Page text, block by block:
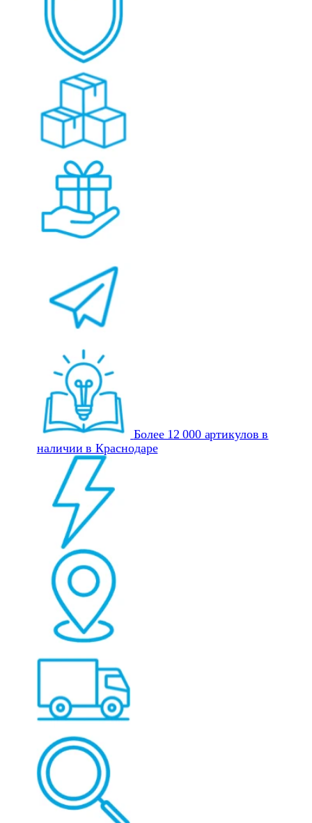
Более 12 000 артикулов в
наличии в Краснодаре